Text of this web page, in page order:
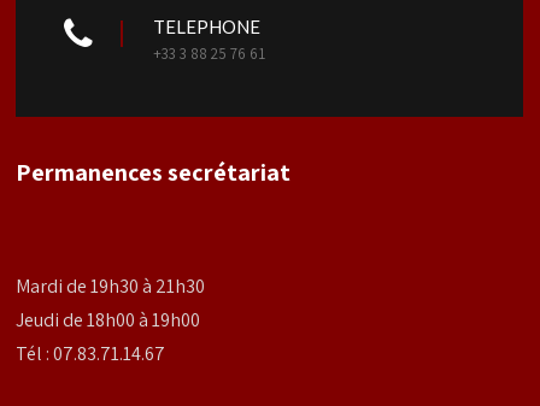
TELEPHONE
+33 3 88 25 76 61
Permanences secrétariat
Mardi de 19h30 à 21h30
Jeudi de 18h00 à 19h00
Tél : 07.83.71.14.67